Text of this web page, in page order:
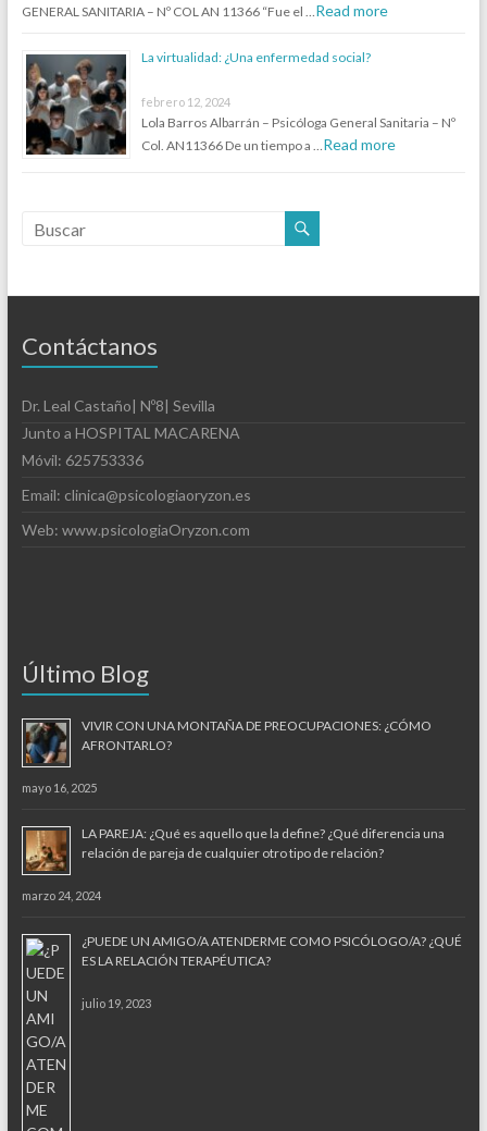
GENERAL SANITARIA – Nº COL AN 11366 “Fue el …Read more
La virtualidad: ¿Una enfermedad social?
febrero 12, 2024
Lola Barros Albarrán – Psicóloga General Sanitaria – Nº
Col. AN11366 De un tiempo a …Read more
Contáctanos
Dr. Leal Castaño| Nº8| Sevilla
Junto a HOSPITAL MACARENA
Móvil: 625753336
Email: clinica@psicologiaoryzon.es
Web: www.psicologiaOryzon.com
Último Blog
VIVIR CON UNA MONTAÑA DE PREOCUPACIONES: ¿CÓMO
AFRONTARLO?
mayo 16, 2025
LA PAREJA: ¿Qué es aquello que la define? ¿Qué diferencia una
relación de pareja de cualquier otro tipo de relación?
marzo 24, 2024
¿PUEDE UN AMIGO/A ATENDERME COMO PSICÓLOGO/A? ¿QUÉ
ES LA RELACIÓN TERAPÉUTICA?
julio 19, 2023